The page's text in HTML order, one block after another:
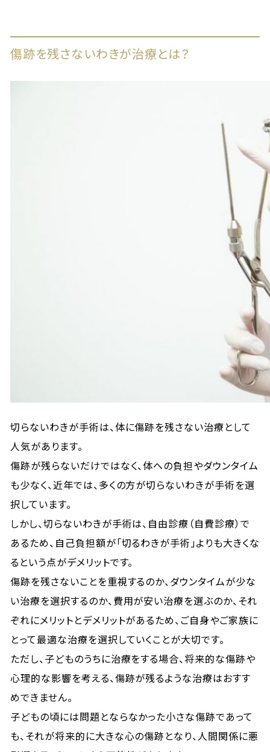
傷跡を残さないわきが治療とは？
切らないわきが手術は、体に傷跡を残さない治療として
人気があります。
傷跡が残らないだけではなく、体への負担やダウンタイム
も少なく、近年では、多くの方が切らないわきが手術を選
択しています。
しかし、切らないわきが手術は、自由診療（自費診療）で
あるため、自己負担額が「切るわきが手術」よりも大きくな
るという点がデメリットです。
傷跡を残さないことを重視するのか、ダウンタイムが少な
い治療を選択するのか、費用が安い治療を選ぶのか、それ
ぞれにメリットとデメリットがあるため、ご自身やご家族に
とって最適な治療を選択していくことが大切です。
ただし、子どものうちに治療をする場合、将来的な傷跡や
心理的な影響を考える、傷跡が残るような治療はおすす
めできません。
子どもの頃には問題とならなかった小さな傷跡であって
も、それが将来的に大きな心の傷跡となり、人間関係に悪